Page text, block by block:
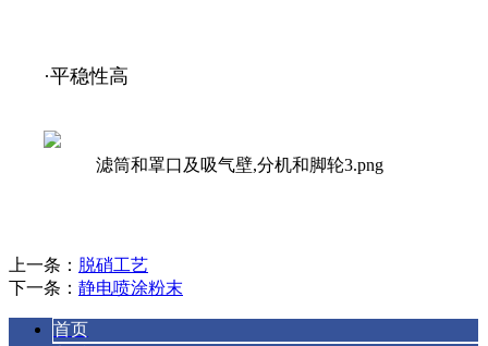
·平稳性高
上一条： 脱硝工艺
下一条： 静电喷涂粉末
首页